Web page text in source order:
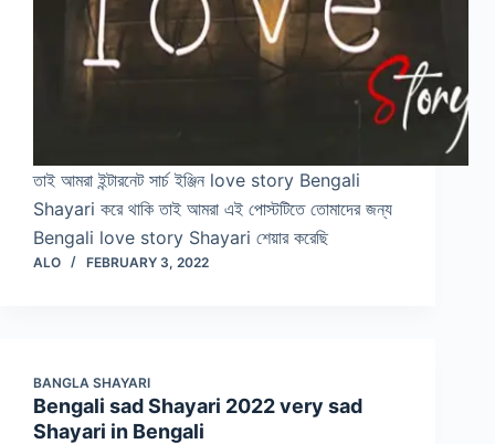
তাই আমরা ইন্টারনেট সার্চ ইঞ্জিন love story Bengali
Shayari করে থাকি তাই আমরা এই পোস্টটিতে তোমাদের জন্য
Bengali love story Shayari শেয়ার করেছি
ALO FEBRUARY 3, 2022
BANGLA SHAYARI
Bengali sad Shayari 2022 very sad
Shayari in Bengali